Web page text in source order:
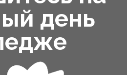
день